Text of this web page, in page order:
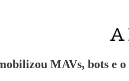
MAVs, bots e